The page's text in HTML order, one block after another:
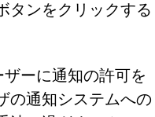
タンをクリックする
ーに通知の許可を
の通知システムへの